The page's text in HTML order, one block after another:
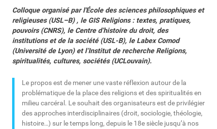
Colloque organisé par l'École des sciences philosophiques et
religieuses (USL–B) , le GIS Religions : textes, pratiques,
pouvoirs (CNRS), le Centre d’histoire du droit, des
institutions et de la société (USL-B), le Labex Comod
(Université de Lyon) et l’Institut de recherche Religions,
spiritualités, cultures, sociétés (UCLouvain).
Le propos est de mener une vaste réflexion autour de la
problématique de la place des religions et des spiritualités en
milieu carcéral. Le souhait des organisateurs est de privilégier
des approches interdisciplinaires (droit, sociologie, théologie,
histoire…) sur le temps long, depuis le 18e siècle jusqu’à nos